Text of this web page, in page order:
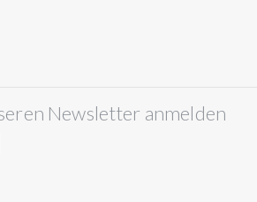
Newsletter anmelden